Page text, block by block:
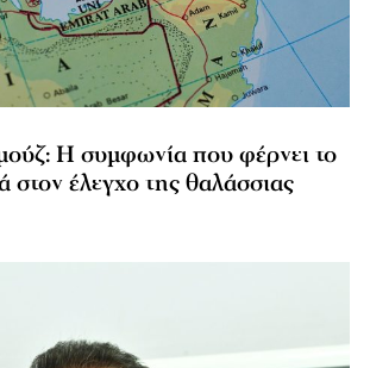
Η συμφωνία που φέρνει το
στον έλεγχο της θαλάσσιας